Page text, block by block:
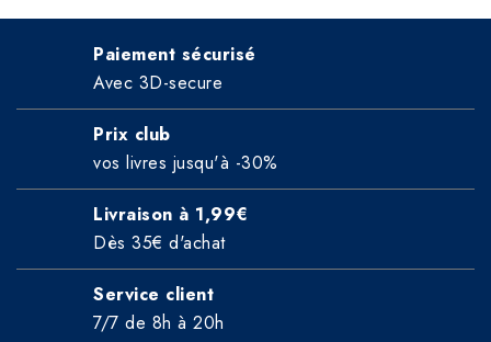
Paiement sécurisé
Avec 3D-secure
Prix club
vos livres jusqu'à -30%
Livraison à 1,99€
Dès 35€ d'achat
Service client
7/7 de 8h à 20h